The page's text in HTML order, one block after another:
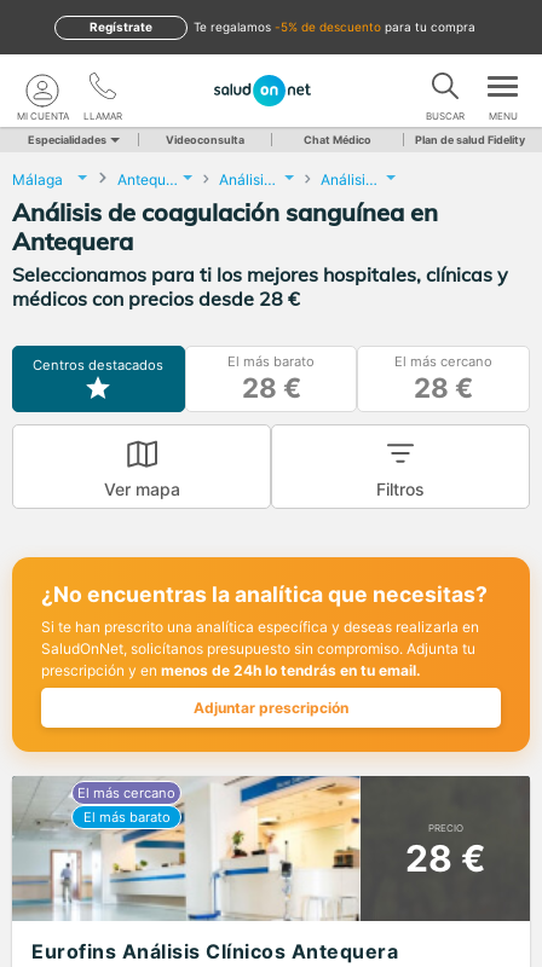
te regalamos -5% de descuento para tu compra
Regístrate
LLAMAR
MI CUENTA BUSCAR MENU
Especialidades Videoconsulta Chat Médico Plan de salud Fidelity
Málaga Antequera Análisis Clínicos Análisis de coagulación sanguínea
Análisis de coagulación sanguínea en
Antequera
Seleccionamos para ti los mejores hospitales, clínicas y
médicos con precios desde 28 €
Centros destacados El más barato
28 €
El más cercano
28 €
Ver mapa Filtros
¿No encuentras la analítica que necesitas?
Si te han prescrito una analítica específica y deseas realizarla en
SaludOnNet, solicítanos presupuesto sin compromiso. Adjunta tu
prescripción y en menos de 24h lo tendrás en tu email.
Adjuntar prescripción
PRECIO
28 €
Eurofins Análisis Clínicos Antequera